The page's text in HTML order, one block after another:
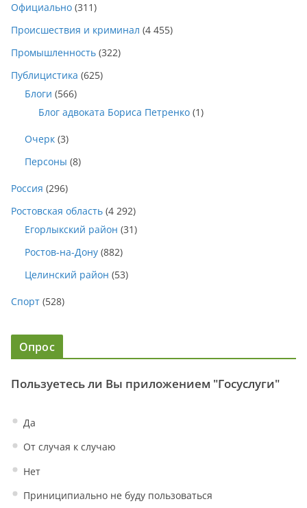
Официально (311)
Происшествия и криминал (4 455)
Промышленность (322)
Публицистика (625)
Блоги (566)
Блог адвоката Бориса Петренко (1)
Очерк (3)
Персоны (8)
Россия (296)
Ростовская область (4 292)
Егорлыкский район (31)
Ростов-на-Дону (882)
Целинский район (53)
Спорт (528)
Опрос
Пользуетесь ли Вы приложением "Госуслуги"
Да
От случая к случаю
Нет
Приниципиально не буду пользоваться